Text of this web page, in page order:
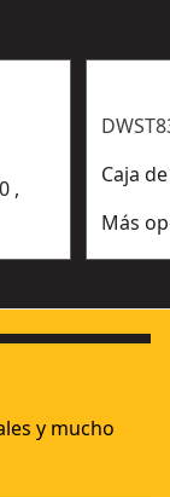
,
Caja
Más
y mucho